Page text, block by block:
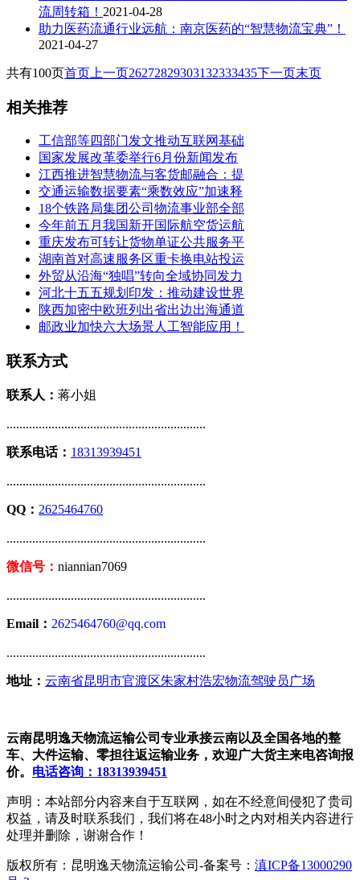
流周转箱！ 2021-04-28
助力医药流通行业远航：南京医药的“智慧物流宝典”！
2021-04-27
共有100页首页 上一页26272829303132333435下一页末页
相关推荐
工信部等四部门发文推动互联网基础
国家发展改革委举行6月份新闻发布
江西推进智慧物流与客货邮融合：提
交通运输数据要素“乘数效应”加速释
18个铁路局集团公司物流事业部全部
今年前五月我国新开国际航空货运航
重庆发布可转让货物单证公共服务平
湖南首对高速服务区重卡换电站投运
外贸从沿海“独唱”转向全域协同发力
河北十五五规划印发：推动建设世界
陕西加密中欧班列出省出边出海通道
邮政业加快六大场景人工智能应用！
联系方式
联系人： 蒋小姐
..............................................................
联系电话： 18313939451
..............................................................
QQ： 2625464760
..............................................................
微信号： niannian7069
..............................................................
Email： 2625464760@qq.com
..............................................................
地址： 云南省昆明市官渡区朱家村浩宏物流驾驶员广场
云南昆明逸天物流运输公司专业承接云南以及全国各地的整
车、大件运输、零担往返运输业务，欢迎广大货主来电咨询报
价。 电话咨询：18313939451
声明：本站部分内容来自于互联网，如在不经意间侵犯了贵司
权益，请及时联系我们，我们将在48小时之内对相关内容进行
处理并删除，谢谢合作！
版权所有：昆明逸天物流运输公司-备案号： 滇ICP备13000290